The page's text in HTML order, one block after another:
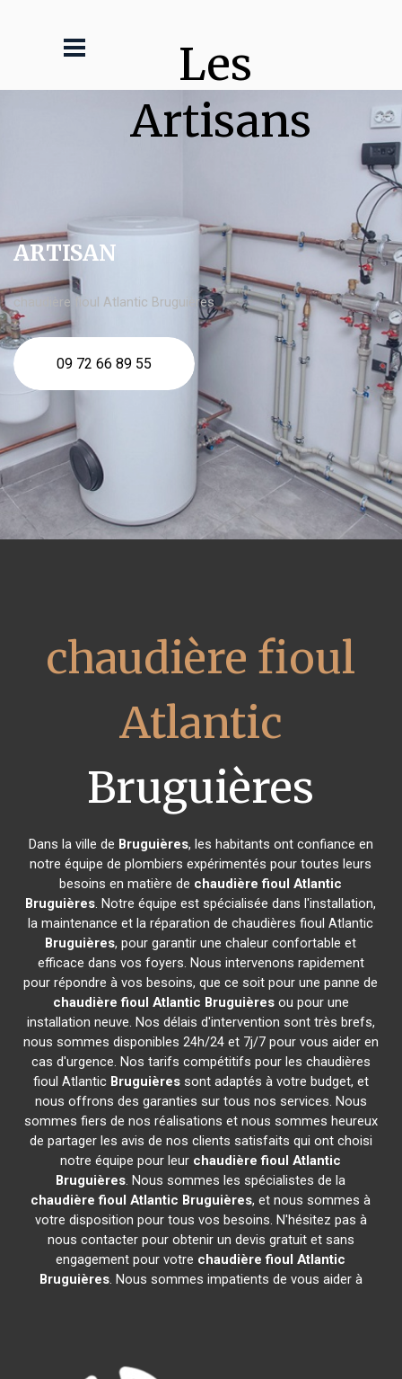
Les
Artisans
ARTISAN
chaudière fioul Atlantic Bruguières
09 72 66 89 55
chaudière fioul
Atlantic
Bruguières
Dans la ville de Bruguières, les habitants ont confiance en
notre équipe de plombiers expérimentés pour toutes leurs
besoins en matière de chaudière fioul Atlantic
Bruguières. Notre équipe est spécialisée dans l'installation,
la maintenance et la réparation de chaudières fioul Atlantic
Bruguières, pour garantir une chaleur confortable et
efficace dans vos foyers. Nous intervenons rapidement
pour répondre à vos besoins, que ce soit pour une panne de
chaudière fioul Atlantic Bruguièresou pour une
installation neuve. Nos délais d'intervention sont très brefs,
nous sommes disponibles 24h/24 et 7j/7 pour vous aider en
cas d'urgence. Nos tarifs compétitifs pour les chaudières
fioul Atlantic Bruguièressont adaptés à votre budget, et
nous offrons des garanties sur tous nos services. Nous
sommes fiers de nos réalisations et nous sommes heureux
de partager les avis de nos clients satisfaits qui ont choisi
notre équipe pour leur chaudière fioul Atlantic
Bruguières. Nous sommes les spécialistes de la
chaudière fioul Atlantic Bruguières, et nous sommes à
votre disposition pour tous vos besoins. N'hésitez pas à
nous contacter pour obtenir un devis gratuit et sans
engagement pour votre chaudière fioul Atlantic
Bruguières. Nous sommes impatients de vous aider à